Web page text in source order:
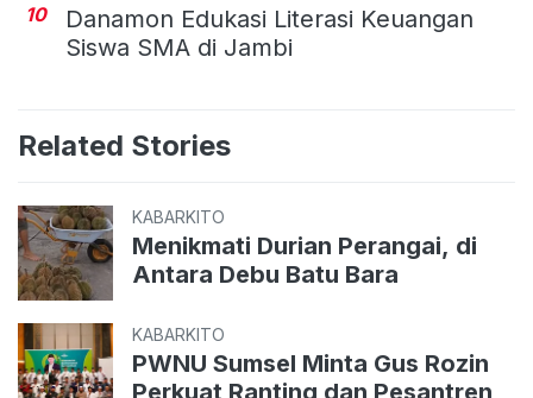
10
Danamon Edukasi Literasi Keuangan
Siswa SMA di Jambi
Related Stories
KABARKITO
Menikmati Durian Perangai, di
Antara Debu Batu Bara
KABARKITO
PWNU Sumsel Minta Gus Rozin
Perkuat Ranting dan Pesantren